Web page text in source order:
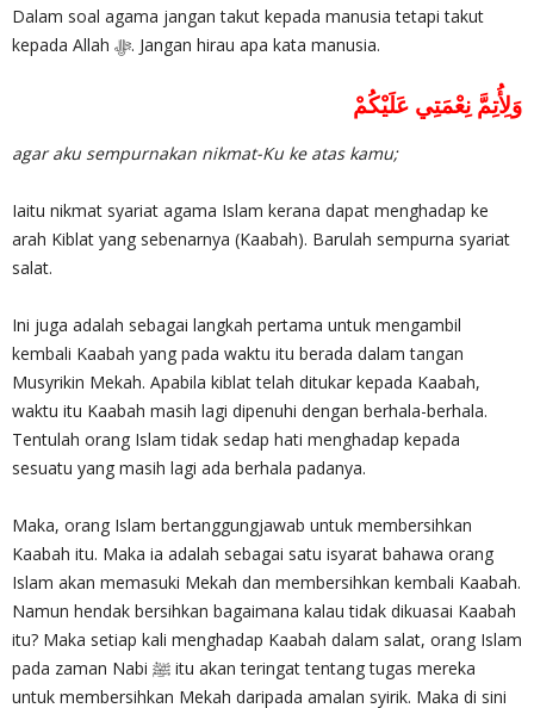
Dalam soal agama jangan takut kepada manusia tetapi takut
kepada Allah ‎ﷻ. Jangan hirau apa kata manusia.
وَلِأُتِمَّ نِعْمَتِي عَلَيْكُمْ
agar aku sempurnakan nikmat-Ku ke atas kamu;
Iaitu nikmat syariat agama Islam kerana dapat menghadap ke
arah Kiblat yang sebenarnya (Kaabah). Barulah sempurna syariat
salat.
Ini juga adalah sebagai langkah pertama untuk mengambil
kembali Kaabah yang pada waktu itu berada dalam tangan
Musyrikin Mekah. Apabila kiblat telah ditukar kepada Kaabah,
waktu itu Kaabah masih lagi dipenuhi dengan berhala-berhala.
Tentulah orang Islam tidak sedap hati menghadap kepada
sesuatu yang masih lagi ada berhala padanya.
Maka, orang Islam bertanggungjawab untuk membersihkan
Kaabah itu. Maka ia adalah sebagai satu isyarat bahawa orang
Islam akan memasuki Mekah dan membersihkan kembali Kaabah.
Namun hendak bersihkan bagaimana kalau tidak dikuasai Kaabah
itu? Maka setiap kali menghadap Kaabah dalam salat, orang Islam
pada zaman Nabi ﷺ itu akan teringat tentang tugas mereka
untuk membersihkan Mekah daripada amalan syirik. Maka di sini